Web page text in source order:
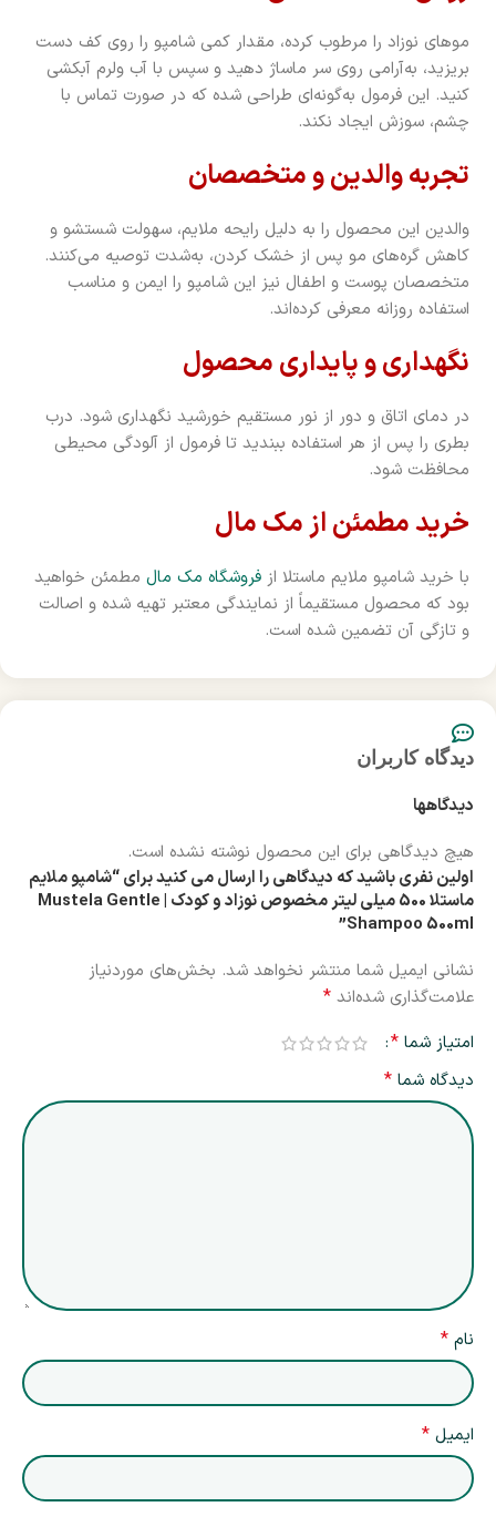
موهای نوزاد را مرطوب کرده، مقدار کمی شامپو را روی کف دست
بریزید، به‌آرامی روی سر ماساژ دهید و سپس با آب ولرم آبکشی
کنید. این فرمول به‌گونه‌ای طراحی شده که در صورت تماس با
چشم، سوزش ایجاد نکند.
تجربه والدین و متخصصان
والدین این محصول را به دلیل رایحه ملایم، سهولت شستشو و
کاهش گره‌های مو پس از خشک کردن، به‌شدت توصیه می‌کنند.
متخصصان پوست و اطفال نیز این شامپو را ایمن و مناسب
استفاده روزانه معرفی کرده‌اند.
نگهداری و پایداری محصول
در دمای اتاق و دور از نور مستقیم خورشید نگهداری شود. درب
بطری را پس از هر استفاده ببندید تا فرمول از آلودگی محیطی
محافظت شود.
خرید مطمئن از مک مال
با خرید شامپو ملایم ماستلا از فروشگاه مک مال مطمئن خواهید
بود که محصول مستقیماً از نمایندگی معتبر تهیه شده و اصالت
و تازگی آن تضمین شده است.
دیدگاه کاربران
دیدگاهها
هیچ دیدگاهی برای این محصول نوشته نشده است.
اولین نفری باشید که دیدگاهی را ارسال می کنید برای “شامپو ملایم
ماستلا 500 میلی لیتر مخصوص نوزاد و کودک | Mustela Gentle
Shampoo 500ml”
نشانی ایمیل شما منتشر نخواهد شد. بخش‌های موردنیاز
علامت‌گذاری شده‌اند *
امتیاز شما *
دیدگاه شما *
نام *
ایمیل *